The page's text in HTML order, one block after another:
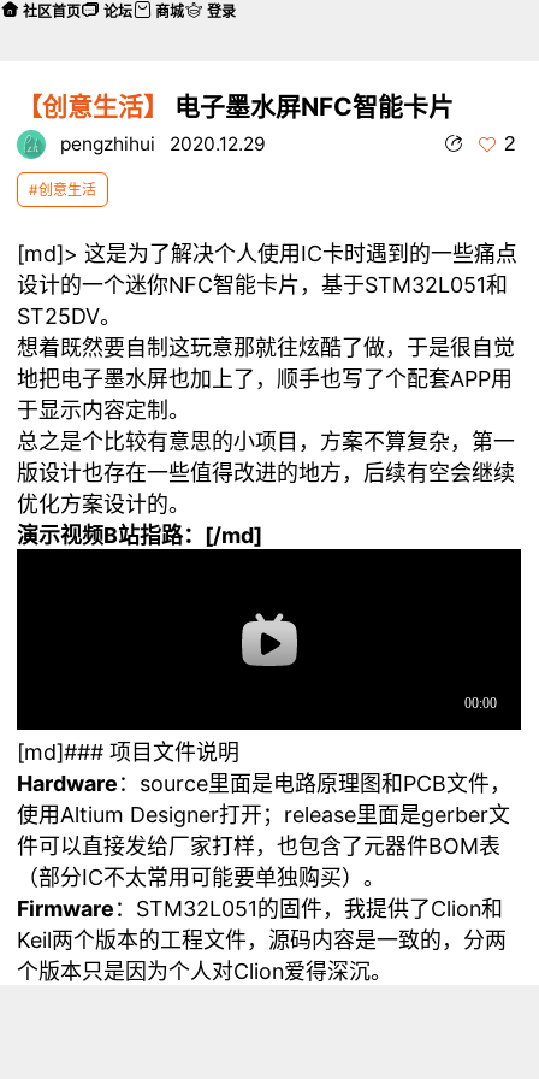
【创意生活】 电子墨水屏NFC智能卡片
pengzhihui 2020.12.29 2
#创意生活
[md]> 这是为了解决个人使用IC卡时遇到的一些痛点
设计的一个迷你NFC智能卡片，基于STM32L051和
ST25DV。
想着既然要自制这玩意那就往炫酷了做，于是很自觉
地把电子墨水屏也加上了，顺手也写了个配套APP用
于显示内容定制。
总之是个比较有意思的小项目，方案不算复杂，第一
版设计也存在一些值得改进的地方，后续有空会继续
优化方案设计的。
演示视频B站指路：[/md]
[md]### 项目文件说明
Hardware：source里面是电路原理图和PCB文件，
使用Altium Designer打开；release里面是gerber文
件可以直接发给厂家打样，也包含了元器件BOM表
（部分IC不太常用可能要单独购买）。
Firmware：STM32L051的固件，我提供了Clion和
Keil两个版本的工程文件，源码内容是一致的，分两
个版本只是因为个人对Clion爱得深沉。
社区首页 论坛 商城 登录